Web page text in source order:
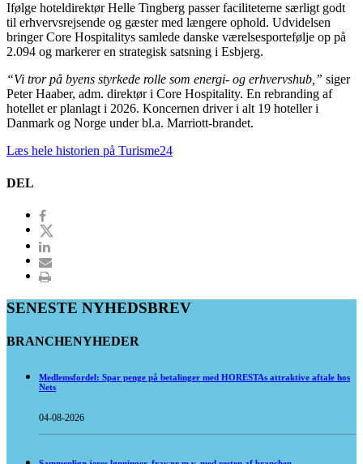
Ifølge hoteldirektør Helle Tingberg passer faciliteterne særligt godt
til erhvervsrejsende og gæster med længere ophold. Udvidelsen
bringer Core Hospitalitys samlede danske værelsesportefølje op på
2.094 og markerer en strategisk satsning i Esbjerg.
“Vi tror på byens styrkede rolle som energi- og erhvervshub,” siger
Peter Haaber, adm. direktør i Core Hospitality. En rebranding af
hotellet er planlagt i 2026. Koncernen driver i alt 19 hoteller i
Danmark og Norge under bl.a. Marriott-brandet.
Læs hele historien på Turisme24
DEL
SENESTE NYHEDSBREV
BRANCHENYHEDER
Medlemsfordel: Spar penge på betalinger med HORESTAs attraktive aftale hos
Nets
04-08-2026